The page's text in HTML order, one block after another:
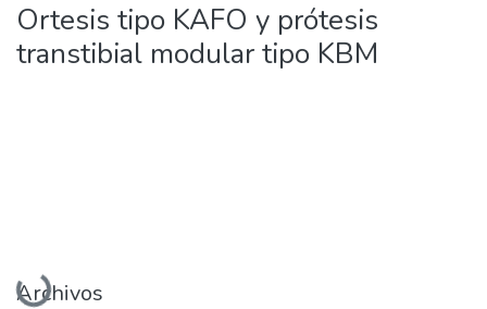
Ortesis tipo KAFO y prótesis
transtibial modular tipo KBM
Cargando...
Archivos